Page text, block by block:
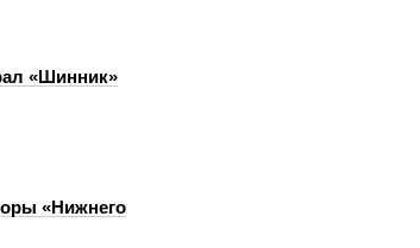
«Шинник»
«Нижнего